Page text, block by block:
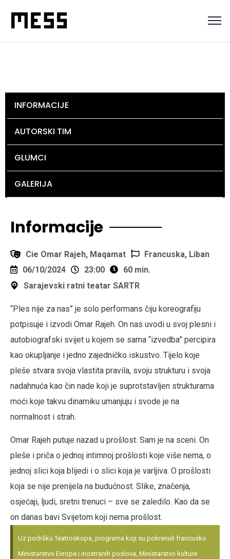
INFORMACIJE
AUTORSKI TIM
GLUMCI
GALERIJA
Informacije
Cie Omar Rajeh, Maqamat
Francuska, Liban
06/10/2024
23:00
60 min.
Sarajevski ratni teatar SARTR
“Ples nije za nas” je solo performans čiju koreografiju
potpisuje i izvodi Omar Rajeh. On nas uvodi u svoj plesni i
autobiografski svijet u kojem se sama “izvedba” percipira
kao okupljanje i jedno zajedničko iskustvo. Tijelo koje
pleše stvara svoja vlastita pravila, svoju strukturu i svoja
nadahnuća kao čin nade koji je suprotstavljen strukturama
moći koje takvu dinamiku umanjuju i svode je na
normalnost i strah.
Omar Rajeh putuje nazad u prošlost. Sam je na sceni. On
pleše i priča o jednoj intimnoj prošlosti koje više nema, o
jednoj slici koja blijedi i o slici koja je varljiva. O prošlosti
koja se nije prenijela na budućnost. Slike, značenja,
osjećaji, ljudi, sretni trenuci – sve se zaledilo. Kao da se
on danas bavi Svijetom koji nema prošlost.
Uz podršku Teatroskopa, programa koji su pokrenuli francusko
Ministarstvo Evrope i inostranih poslova, Ministarstvo kulture